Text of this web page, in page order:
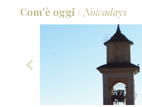
Com'è oggi / Nowadays